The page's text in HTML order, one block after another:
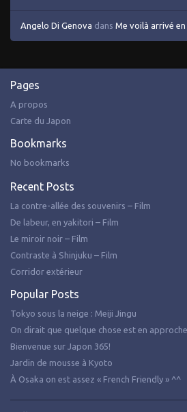
Angelo Di Genova dans Me voilà arrivé en
Pages
A propos
Carte du Japon
Bookmarks
No bookmarks
Recent Posts
La contre-allée des souvenirs – Film
De labeur, en yakitori – Film
Le miroir noir – Film
Contraste à Shinjuku – Film
Corridor extérieur
Popular Posts
Tokyo sous la neige : Meiji Jingu
On dirait que quelque chose est en
Bienvenue sur Japon 365!
Jardin de mousse à Kyoto
À Osaka on est assez « French Friendly » ^^